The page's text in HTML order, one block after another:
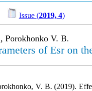
Issue (2019, 4)
Porokhonko V. B.
of Esr on
V. B. (2019).